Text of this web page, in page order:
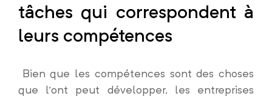
tâches qui correspondent à
leurs compétences
Bien que les compétences sont des choses
que l’ont peut développer, les entreprises